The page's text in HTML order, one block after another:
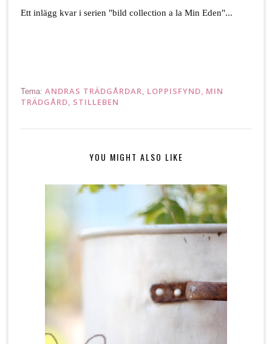
Ett inlägg kvar i serien "bild collection a la Min Eden"...
Tema: ANDRAS TRÄDGÅRDAR LOPPISFYND MIN
TRÄDGÅRD STILLEBEN
YOU MIGHT ALSO LIKE